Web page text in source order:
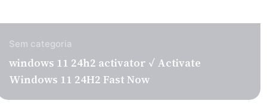
Sem categoria
windows 11 24h2 activator ✓ Activate
Windows 11 24H2 Fast Now